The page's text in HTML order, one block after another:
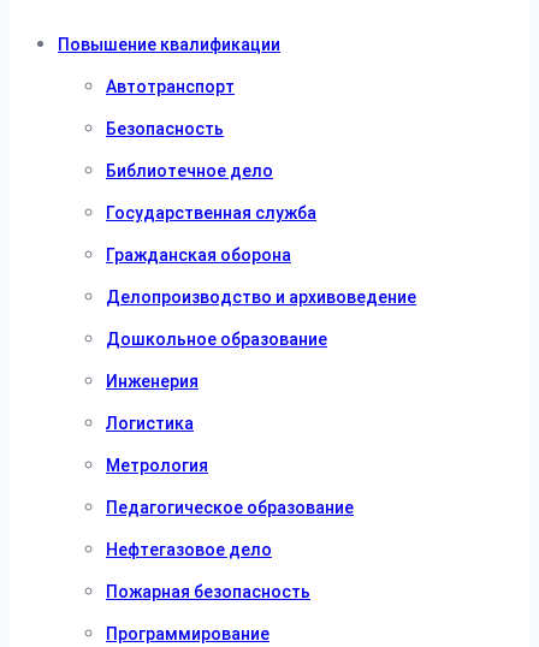
Повышение квалификации
Автотранспорт
Безопасность
Библиотечное дело
Государственная служба
Гражданская оборона
Делопроизводство и архивоведение
Дошкольное образование
Инженерия
Логистика
Метрология
Педагогическое образование
Нефтегазовое дело
Пожарная безопасность
Программирование